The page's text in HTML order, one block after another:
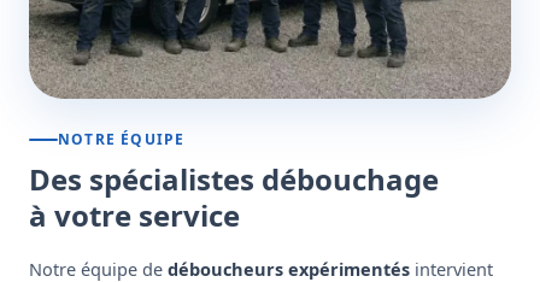
NOTRE ÉQUIPE
Des spécialistes débouchage
à votre service
Notre équipe de déboucheurs expérimentés intervient